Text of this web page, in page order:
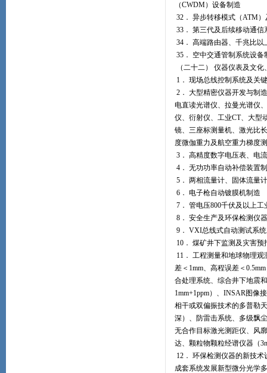
（CWDM）设备制造
32． 异步转移模式（ATM
33． 第三代及后续移动通
34． 高端路由器、千兆比
35． 空中交通管制系统设
（二十二） 仪器仪表及文
1． 现场总线控制系统及关
2． 大型精密仪器开发与制
电直读光谱仪、拉曼光谱仪
仪、衍射仪、工业CT、大型
镜、三座标测量机、激光比
度微伽重力及航空重力梯度
3． 高精度数字电压表、电
4． 无功功率自动补偿装置
5． 两相流量计、固体流量
6． 电子枪自动镀膜机制造
7． 管电压800千伏及以上
8． 安全生产及环保检测仪
9． VXI总线式自动测试系
10． 煤矿井下监测及灾害
11． 工程测量和地球物理
差＜1mm、高程误差＜
合处理系统、综合井下地震
1mm+1ppm）、INSAR图像
相干或双偏振技术的多普勒
深）、防雷击系统、多级飘
无合作目标激光测距仪、风
达、颗粒物颗粒经谱仪器（
12． 环保检测仪器的新技
成套系统发展新型微分光学